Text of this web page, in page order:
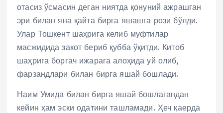
отасиз ўсмасин деган ниятда қонуний ажрашган
эри билан яна қайта бирга яшашга рози бўлди.
Улар Тошкент шаҳрига келиб муфтилар
масжидида закот бериб қубба ўқитди. Китоб
шаҳрига боргач ижарага алоҳида уй олиб,
фарзандлари билан бирга яшай бошлади.
Наим Умида билан бирга яшай бошлагандан
кейин ҳам эски одатини ташламади. Ҳеч қаерда